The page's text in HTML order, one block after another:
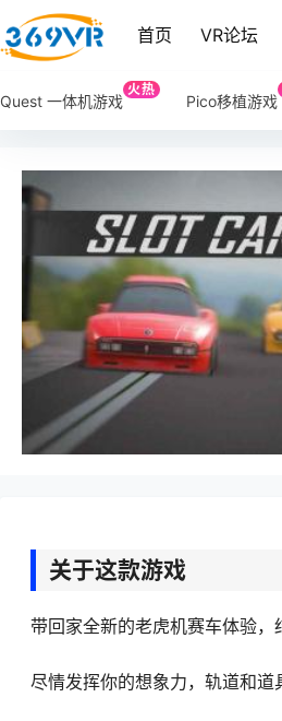
首页 VR论坛
Quest 一体机游戏
火热
Pico移植游戏
关于这款游戏
带回家全新的老虎机赛车体验，
尽情发挥你的想象力，轨道和道